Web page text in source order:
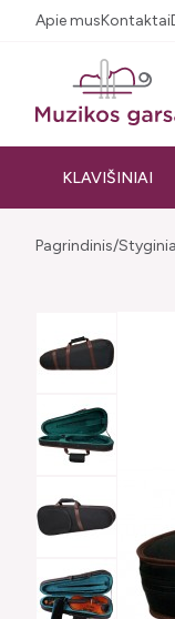
Apie musKontaktai
KLAVIŠINIAI
Pagrindinis